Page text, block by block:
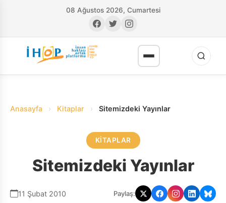
08 Ağustos 2026, Cumartesi
Anasayfa › Kitaplar › Sitemizdeki Yayınlar
KITAPLAR
Sitemizdeki Yayınlar
11 Şubat 2010 Paylaş: